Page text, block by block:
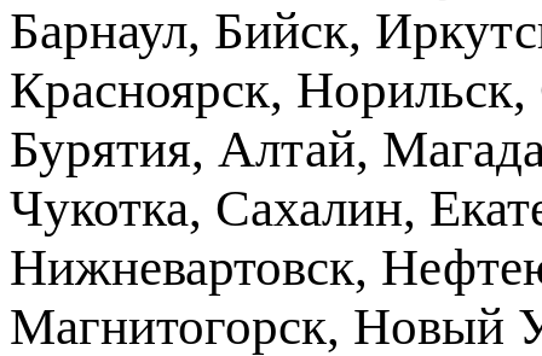
Барнаул, Бийск,
Красноярск,
Бурятия, Алтай,
Чукотка, Сахалин,
Нижневартовск,
Магнитогорск, Новый